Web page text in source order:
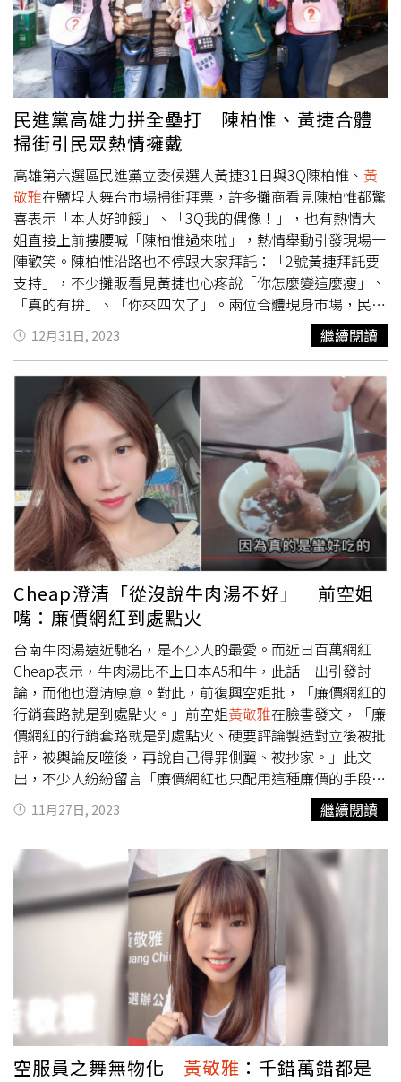
過了一段時間才墜毀，但對黃敬雅 來說僅1、2秒，當下整個
人有種要被撕裂的感覺，回想起這段經歷，仍讓她頭皮發
麻。黃敬雅過去曾提到，意外發生後，自己的身心理都承受
極大創傷，雖然表面看起來沒有異狀，但其實體內肋骨斷了
2根、腎破了還血腫、肺部也出現凹陷，後來就算離開加護
病房，都還在練習走路和呼吸，而且因為肺泡塌陷，就連呼
吸都會覺得痛，最令她感到最悲傷的，就是「珍珠奶茶一口
都吸不了。」
民進黨高雄力拼全壘打 陳柏惟、黃捷合體
掃街引民眾熱情擁戴
高雄第六選區民進黨立委候選人黃捷31日與3Q陳柏惟、 黃
敬雅在鹽埕大舞台市場掃街拜票，許多攤商看見陳柏惟都驚
喜表示「本人好帥餒」、「3Q我的偶像！」，也有熱情大
姐直接上前摟腰喊「陳柏惟過來啦」，熱情舉動引發現場一
陣歡笑。陳柏惟沿路也不停跟大家拜託：「2號黃捷拜託要
支持」，不少攤販看見黃捷也心疼說「你怎麼變這麼瘦」、
「真的有拚」、「你來四次了」。兩位合體現身市場，民眾
反應超熱烈，也有遇到民眾從奧地利、美國回國，專程回來
投給黃捷，讓黃捷直呼超感動！黃捷表示，今天邀請自己的
好兄弟好姐妹，陳柏惟與黃敬雅一起掃街，是因為他們都是
台灣隊，對台灣有理念，而且他們三個都是高雄出生長大的
高雄子弟，尤其陳柏惟就在鹽埕唸書長大，這裡的大街小巷
都有他們的成長記憶。黃捷說，感謝他們特地回鄉輔選，希
望集眾人之力，一起守住這席，呼籲不論有住在高雄的親朋
好友，或是在外縣市的高雄孩子，都要拜託1月13日務必返
鄉投票，用手中的選票，決定高雄的未來。連奧地利回來的
鄉親（中）都到現場加油。（圖／黃捷辦公室提供）陳柏惟
表示，鹽埕區是他非常有感情的地方，選舉就是傳達感情與
理念的活動，尤其鹽埕居民是最能感受到這幾十年來政府對
於老城區活化的努力，所以在未來也更要選擇一位對土地有
感情、對未來有理想的候選人，而黃捷就是那個不二人選。
黃敬雅表示，自己是在新興區長大，鹽埕也是自己小時候的
生活圈，一回來所有回憶都湧上，這次受邀回來高雄輔選，
就是希望一起呼籲在外打拚的高雄人，1月13日返鄉投票。
12月31日, 2023 繼續閱讀
Cheap澄清「從沒說牛肉湯不好」 前空姐
嘴：廉價網紅到處點火
台南牛肉湯遠近馳名，是不少人的最愛。而近日百萬網紅
Cheap表示，牛肉湯比不上日本A5和牛，此話一出引發討
論，而他也澄清原意。對此，前復興空姐批，「廉價網紅的
行銷套路就是到處點火。」前空姐黃敬雅在臉書發文，「廉
價網紅的行銷套路就是到處點火、硬要評論製造對立後被批
評，被輿論反噬後，再說自己得罪側翼、被抄家。」此文一
出，不少人紛紛留言「廉價網紅也只配用這種廉價的手段炒
作自己」、「故意引戰炒流量，被電又說別人抄家」、「已
經退訂便宜網紅」、「專業跟智商是兩碼事，不過他的專業
是歷史還是抄襲」。Cheap於26日表示，「我覺得真心累，
還要為各種造謠抹黑出來澄清，看我的原文，我從沒說牛肉
湯不好，甚至我還拍影片大力讚揚」，Cheap強調，「我從
沒說牛肉湯不好，我甚至今年還拍影片說台灣的牛肉湯很好
喝，一碗120$跟一口300$怎麼比？」據了解，在作家陳志
東討論台灣酪農業和牛肉湯的文章下，Cheap也澄清，「看
了你的文章就知道，牛肉湯就是那樣，肉品再怎樣，都不可
能比得上國外那種專門飼養的肉牛，不管是品種、飼料、飼
養環境等，但不知道怎麼回事，我竟然看到有人說『我們牛
肉湯不輸日本A5和牛』」，有網友酸，「感謝示範什麼叫做
品味很cheap 嘴巴也很cheap。」陳志東回，「台灣牛肉目
11月27日, 2023 繼續閱讀
空服員之舞無物化 黃敬雅 ：千錯萬錯都是